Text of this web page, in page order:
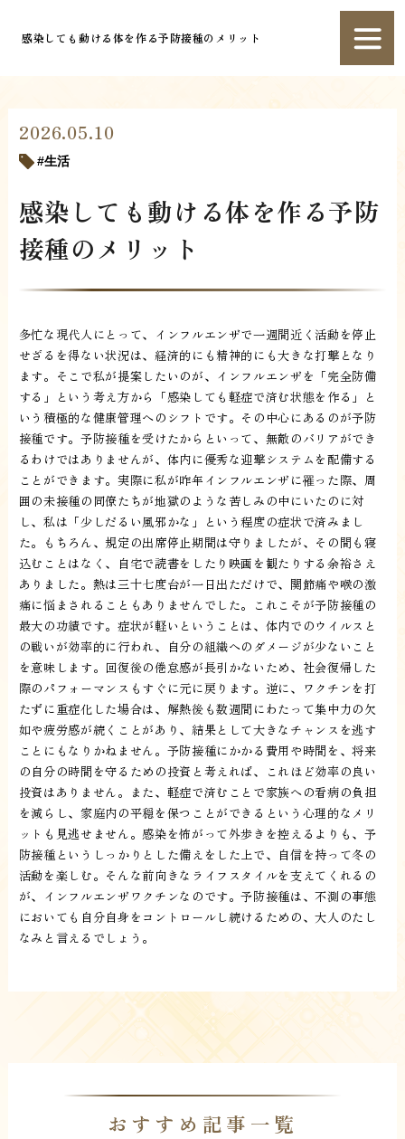
感染しても動ける体を作る予防接種のメリット
2026.05.10
生活
感染しても動ける体を作る予防
接種のメリット
多忙な現代人にとって、インフルエンザで一週間近く活動を停止
せざるを得ない状況は、経済的にも精神的にも大きな打撃となり
ます。そこで私が提案したいのが、インフルエンザを「完全防備
する」という考え方から「感染しても軽症で済む状態を作る」と
いう積極的な健康管理へのシフトです。その中心にあるのが予防
接種です。予防接種を受けたからといって、無敵のバリアができ
るわけではありませんが、体内に優秀な迎撃システムを配備する
ことができます。実際に私が昨年インフルエンザに罹った際、周
囲の未接種の同僚たちが地獄のような苦しみの中にいたのに対
し、私は「少しだるい風邪かな」という程度の症状で済みまし
た。もちろん、規定の出席停止期間は守りましたが、その間も寝
込むことはなく、自宅で読書をしたり映画を観たりする余裕さえ
ありました。熱は三十七度台が一日出ただけで、関節痛や喉の激
痛に悩まされることもありませんでした。これこそが予防接種の
最大の功績です。症状が軽いということは、体内でのウイルスと
の戦いが効率的に行われ、自分の組織へのダメージが少ないこと
を意味します。回復後の倦怠感が長引かないため、社会復帰した
際のパフォーマンスもすぐに元に戻ります。逆に、ワクチンを打
たずに重症化した場合は、解熱後も数週間にわたって集中力の欠
如や疲労感が続くことがあり、結果として大きなチャンスを逃す
ことにもなりかねません。予防接種にかかる費用や時間を、将来
の自分の時間を守るための投資と考えれば、これほど効率の良い
投資はありません。また、軽症で済むことで家族への看病の負担
を減らし、家庭内の平穏を保つことができるという心理的なメリ
ットも見逃せません。感染を怖がって外歩きを控えるよりも、予
防接種というしっかりとした備えをした上で、自信を持って冬の
活動を楽しむ。そんな前向きなライフスタイルを支えてくれるの
が、インフルエンザワクチンなのです。予防接種は、不測の事態
においても自分自身をコントロールし続けるための、大人のたし
なみと言えるでしょう。
おすすめ記事一覧